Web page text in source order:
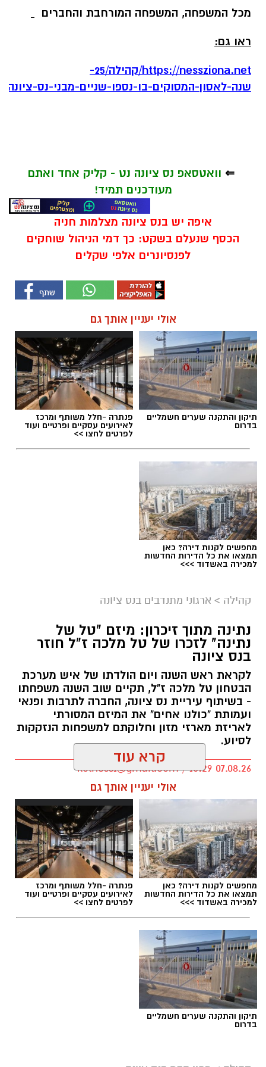
מכל המשפחה, המשפחה המורחבת והחברים
ראו גם:
https://nessziona.net/קהילה/25-
שנה-לאסון-המסוקים-בו-נספו-שניים-מבני-נס-ציונה-
⇐ וואטסאפ נס ציונה נט - קליק אחד ואתם
מעודכנים תמיד!
איפה יש בנס ציונה מצלמות חניה
הכסף שנעלם בשקט: כך דמי הניהול שוחקים
לפנסיונרים אלפי שקלים
אולי יעניין אותך גם
תיקון והתקנה שערים חשמליים
בדרום
פנתרה -חלל משותף ומרכז
לאירועים עסקיים ופרטיים ועוד
לפרטים לחצו >>
מחפשים לקנות דירה? כאן
תמצאו את כל הדירות החדשות
למכירה באשדוד >>>
קהילה > ארגוני מתנדבים בנס ציונה
נתינה מתוך זיכרון: מיזם "טל של
נתינה" לזכרו של טל מלכה ז"ל חוזר
בנס ציונה
לקראת ראש השנה ויום הולדתו של איש מערכת
הבטחון טל מלכה ז"ל, תקיים שוב השנה משפחתו
- בשיתוף עיריית נס ציונה, החברה לתרבות ופנאי
ועמותת "כולנו אחים" את המיזם המסורתי
לאריזת מארזי מזון וחלוקתם למשפחות הנזקקות
לסיוע.
kolness1@gmail.com / 10:29 07.08.26
תגים:סמ"ר טל מלכה ז"ל
קרא עוד
אולי יעניין אותך גם
מחפשים לקנות דירה? כאן
תמצאו את כל הדירות החדשות
למכירה באשדוד >>>
פנתרה -חלל משותף ומרכז
לאירועים עסקיים ופרטיים ועוד
לפרטים לחצו >>
תיקון והתקנה שערים חשמליים
בדרום